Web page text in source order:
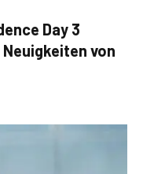
Day 3
von